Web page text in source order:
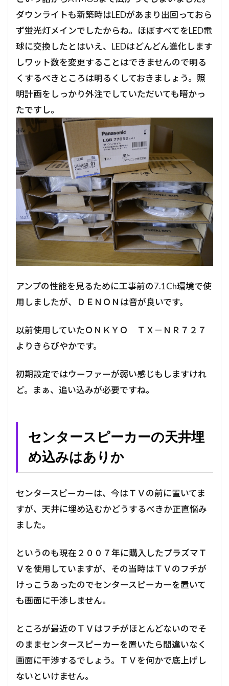
ダウンライトも新築時はLEDがあまり出回っておら
ず蛍光灯メインでしたからね。ほぼすべてをLED電
球に交換したとはいえ、LEDはどんどん進化します
しワット数を変更することはできませんので明る
くするべきところは明るくしておきましょう。照
明計画をしっかり外注でしていただいても暗かっ
たですし。
アンプの性能を見るために工事前の7.1Ch環境で使
用しましたが、ＤＥＮＯＮは音が良いです。
以前使用していたＯＮＫＹＯ ＴＸ－ＮＲ７２７
よりきらびやかです。
初期設定ではウーファーが弱い感じもしますけれ
ど。まぁ、追い込みが必要ですね。
センタースピーカーの天井埋
め込みはありか
センタースピーカーは、今はＴＶの前に置いてま
すが、天井に埋め込むかどうするべきか正直悩み
ました。
というのも現在２００７年に購入したプラズマＴ
Ｖを使用していますが、その当時はＴＶのフチが
けっこうあったのでセンタースピーカーを置いて
も画面に干渉しません。
ところが最近のＴＶはフチがほとんどないのでそ
のままセンタースピーカーを置いたら間違いなく
画面に干渉するでしょう。ＴＶを何かで底上げし
ないといけません。